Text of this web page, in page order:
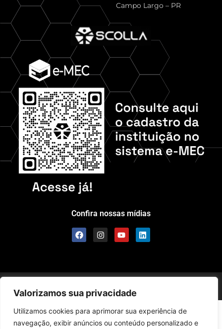
Valorizamos sua privacidade
Utilizamos cookies para aprimorar sua experiência de
navegação, exibir anúncios ou conteúdo personalizado e
Campo Largo – PR
Confira nossas mídias